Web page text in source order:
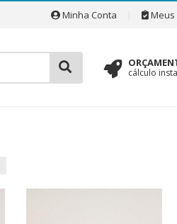
Minha Conta Meus
cálculo